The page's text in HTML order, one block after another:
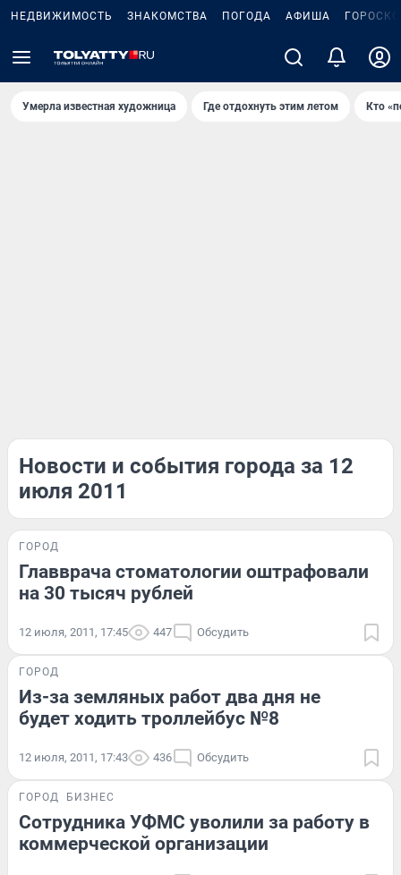
НЕДВИЖИМОСТЬ ЗНАКОМСТВА ПОГОДА АФИША
Умерла известная художница Где отдохнуть этим летом Кто
Новости и события города за 12
июля 2011
ГОРОД
Главврача стоматологии оштрафовали
на 30 тысяч рублей
12 июля, 2011, 17:45 447 Обсудить
ГОРОД
Из-за земляных работ два дня не
будет ходить троллейбус №8
12 июля, 2011, 17:43 436 Обсудить
ГОРОД БИЗНЕС
Сотрудника УФМС уволили за работу в
коммерческой организации